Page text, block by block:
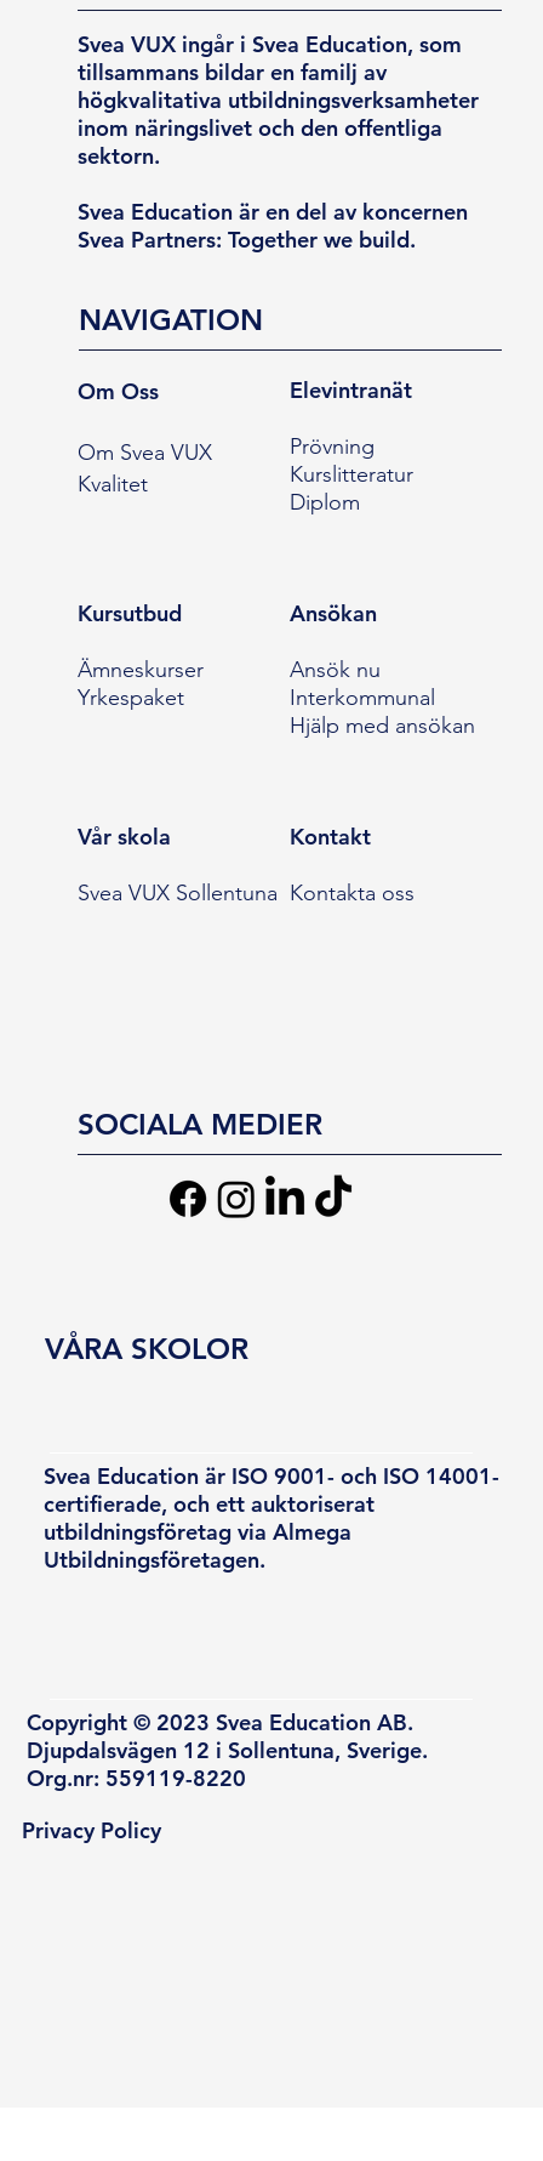
Svea VUX ingår i Svea Education, som
tillsammans bildar en familj av
högkvalitativa utbildningsverksamheter
inom näringslivet och den offentliga
sektorn.
Svea Education är en del av koncernen
Svea Partners: Together we build.
NAVIGATION
Om Oss
Om Svea VUX
Kvalitet
Elevintranät
Prövning
Kurslitteratur
Diplom
Kursutbud
Ämneskurser
Yrkespaket
Ansökan
Ansök nu
Interkommunal
Hjälp med ansökan
Vår skola
Svea VUX Sollentuna
Kontakt
Kontakta oss
SOCIALA MEDIER
Svea Education är ISO 9001- och ISO 14001-
certifierade, och ett auktoriserat
utbildningsföretag via Almega
Utbildningsföretagen.
Copyright © 2023 Svea Education AB.
Djupdalsvägen 12 i Sollentuna, Sverige.
Org.nr: 559119-8220
VÅRA SKOLOR
Privacy Policy